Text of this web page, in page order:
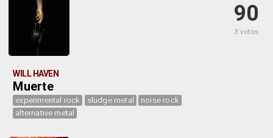
90
3 votos
WILL HAVEN
Muerte
experimental rock sludge metal
noise rock
alternative metal